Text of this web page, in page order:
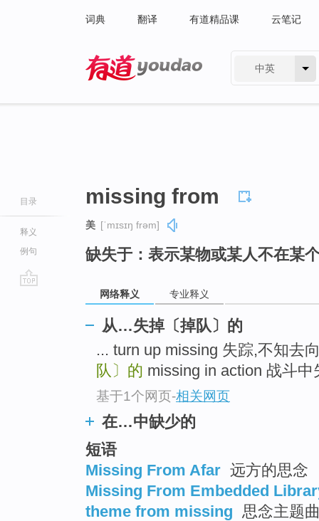
词典 翻译 有道精品课 云笔记
中英
目录
释义
例句
missing from
美 [ˈmɪsɪŋ frəm]
缺失于：表示某物或某人不在某
网络释义 专业释义
从…失掉〔掉队〕的
... turn up missing 失踪,不知去
队〕的 missing in action 战斗中
基于1个网页-相关网页
在…中缺少的
短语
Missing From Afar 远方的思念
Missing From Embedded
theme from missing 思念主题